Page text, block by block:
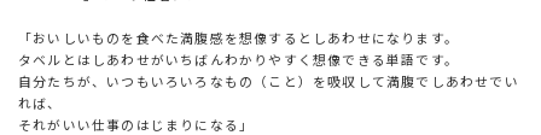
「おいしいものを食べた満腹感を想像するとしあわせになります。
タベルとはしあわせがいちばんわかりやすく想像できる単語です。
自分たちが、いつもいろいろなもの（こと）を吸収して満腹でしあわせでい
れば、
それがいい仕事のはじまりになる」